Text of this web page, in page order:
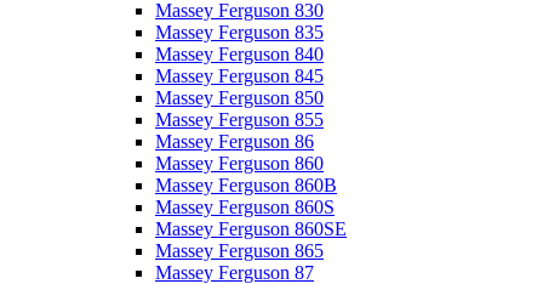
Massey Ferguson 830
Massey Ferguson 835
Massey Ferguson 840
Massey Ferguson 845
Massey Ferguson 850
Massey Ferguson 855
Massey Ferguson 86
Massey Ferguson 860
Massey Ferguson 860B
Massey Ferguson 860S
Massey Ferguson 860SE
Massey Ferguson 865
Massey Ferguson 87